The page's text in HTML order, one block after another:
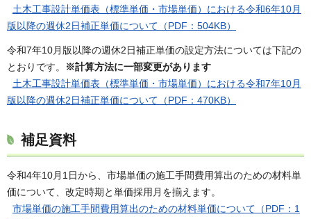
土木工事設計単価表（標準単価・市場単価）における令和6年10月
版以降の週休2日補正単価について（PDF：504KB）
令和7年10月版以降の週休2日補正単価の設定方法については下記の
とおりです。
※計算方法に一部変更があります
土木工事設計単価表（標準単価・市場単価）における令和7年10月
版以降の週休2日補正単価について（PDF：470KB）
補足資料
令和4年10月1日から、市場単価の施工手間費用算出のための材料単
価について、改定時期と単価採用月を揃えます。
市場単価の施工手間費用算出のための材料単価について（PDF：1